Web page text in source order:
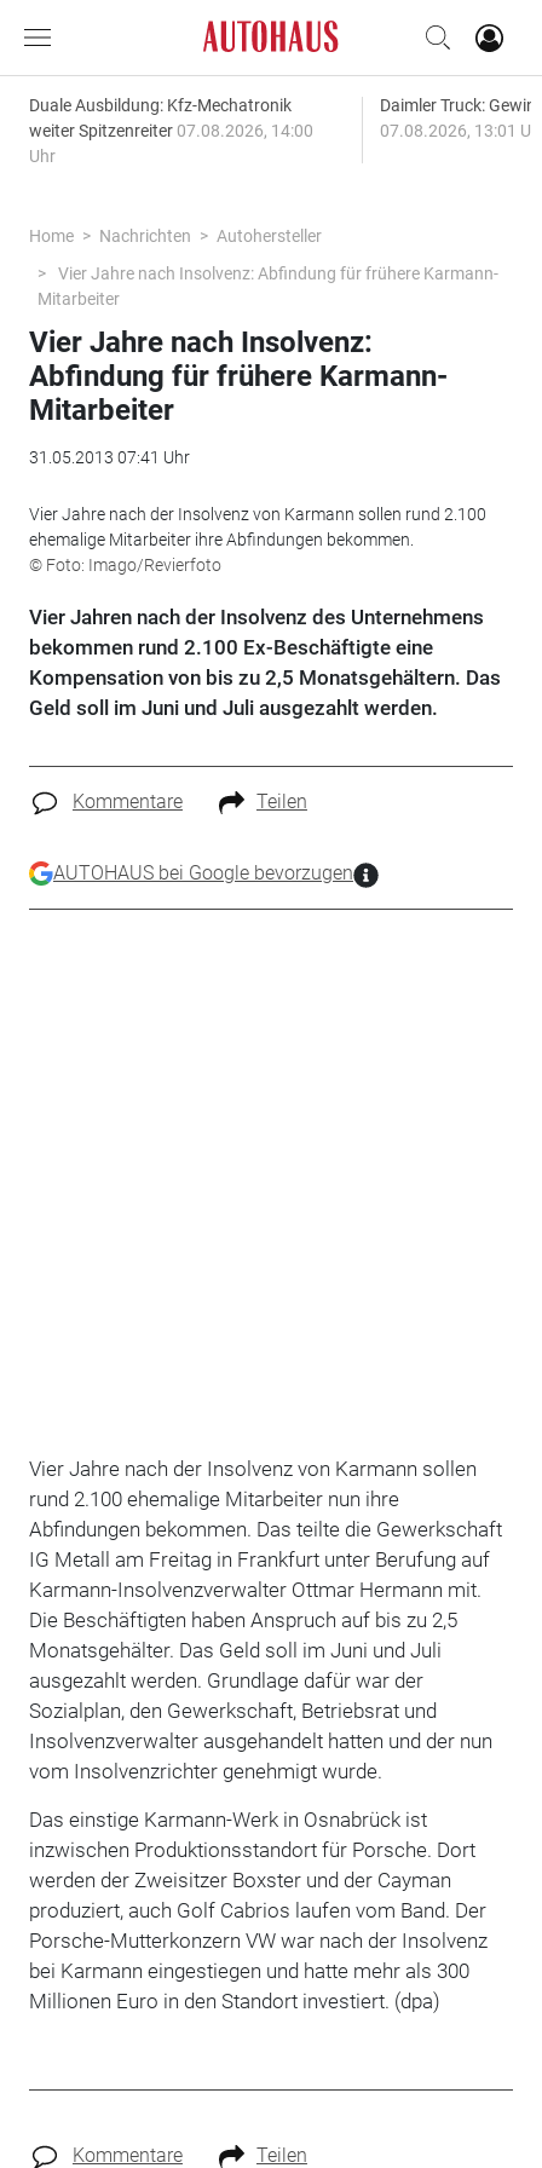
Duale Ausbildung: Kfz-Mechatronik
weiter Spitzenreiter 07.08.2026, 14:00
Uhr
Daimler Truck:
07.08.2026, 13:01
Home Nachrichten
Autohersteller
Vier Jahre nach Insolvenz: Abfindung für frühere Karmann-
Mitarbeiter
Vier Jahre nach Insolvenz:
Abfindung für frühere Karmann-
Mitarbeiter
31.05.2013 07:41 Uhr
Vier Jahre nach der Insolvenz von Karmann sollen rund 2.100
ehemalige Mitarbeiter ihre Abfindungen bekommen.
© Foto: Imago/Revierfoto
Vier Jahren nach der Insolvenz des Unternehmens
bekommen rund 2.100 Ex-Beschäftigte eine
Kompensation von bis zu 2,5 Monatsgehältern. Das
Geld soll im Juni und Juli ausgezahlt werden.
Kommentare Teilen
AUTOHAUS bei Google bevorzugen
Vier Jahre nach der Insolvenz von Karmann sollen
rund 2.100 ehemalige Mitarbeiter nun ihre
Abfindungen bekommen. Das teilte die Gewerkschaft
IG Metall am Freitag in Frankfurt unter Berufung auf
Karmann-Insolvenzverwalter Ottmar Hermann mit.
Die Beschäftigten haben Anspruch auf bis zu 2,5
Monatsgehälter. Das Geld soll im Juni und Juli
ausgezahlt werden. Grundlage dafür war der
Sozialplan, den Gewerkschaft, Betriebsrat und
Insolvenzverwalter ausgehandelt hatten und der nun
vom Insolvenzrichter genehmigt wurde.
Das einstige Karmann-Werk in Osnabrück ist
inzwischen Produktionsstandort für Porsche. Dort
werden der Zweisitzer Boxster und der Cayman
produziert, auch Golf Cabrios laufen vom Band. Der
Porsche-Mutterkonzern VW war nach der Insolvenz
bei Karmann eingestiegen und hatte mehr als 300
Millionen Euro in den Standort investiert. (dpa)
Kommentare Teilen